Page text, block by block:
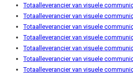
Totaalleverancier van visuele
Totaalleverancier van visuele
Totaalleverancier van visuele
Totaalleverancier van visuele
Totaalleverancier van visuele
Totaalleverancier van visuele
Totaalleverancier van visuele